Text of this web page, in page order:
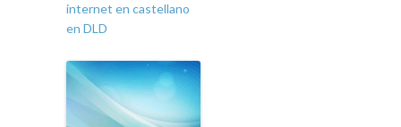
internet en castellano
en DLD